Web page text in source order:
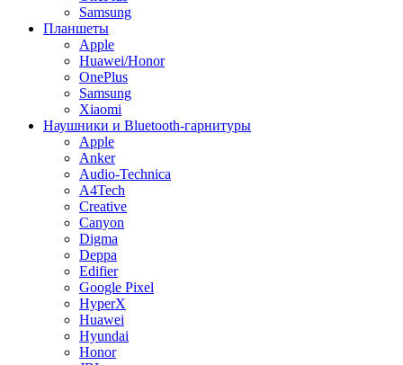
Samsung
Планшеты
Apple
Huawei/Honor
OnePlus
Samsung
Xiaomi
Наушники и Bluetooth-гарнитуры
Apple
Anker
Audio-Technica
A4Tech
Creative
Canyon
Digma
Deppa
Edifier
Google Pixel
HyperX
Huawei
Hyundai
Honor